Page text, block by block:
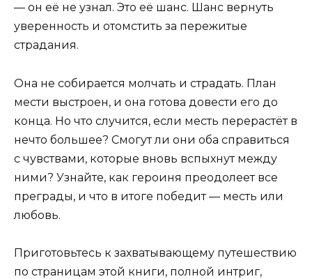
— он её не узнал. Это её шанс. Шанс вернуть
уверенность и отомстить за пережитые
страдания.
Она не собирается молчать и страдать. План
мести выстроен, и она готова довести его до
конца. Но что случится, если месть перерастёт в
нечто большее? Смогут ли они оба справиться
с чувствами, которые вновь вспыхнут между
ними? Узнайте, как героиня преодолеет все
преграды, и что в итоге победит — месть или
любовь.
Приготовьтесь к захватывающему путешествию
по страницам этой книги, полной интриг,